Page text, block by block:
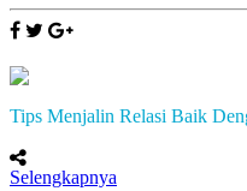
Tips Menjalin Relasi Baik
Selengkapnya